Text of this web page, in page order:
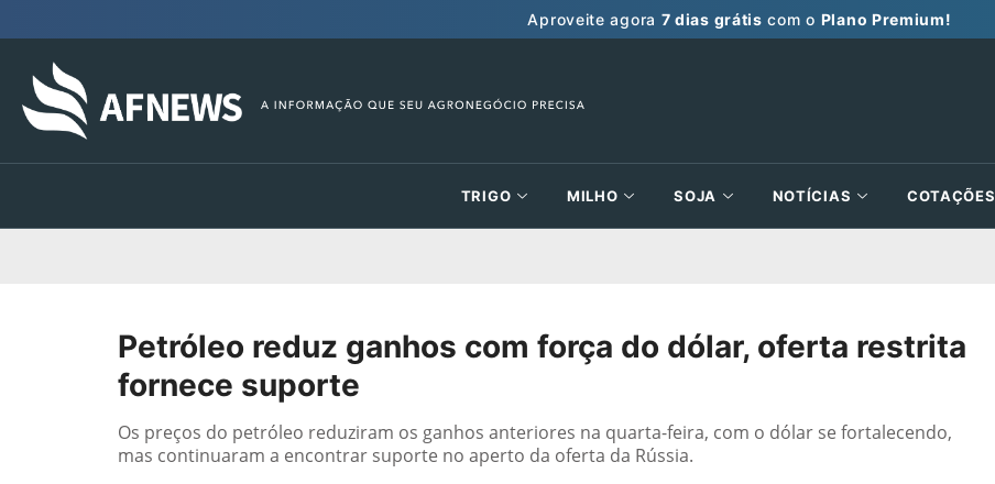
Aproveite agora 7 dias grátis com o Plano Premium!
TRIGO MILHO SOJA NOTÍCIAS COTAÇÕES
Petróleo reduz ganhos com força do dólar, oferta restrita
fornece suporte
Os preços do petróleo reduziram os ganhos anteriores na quarta-feira, com o dólar se fortalecendo,
mas continuaram a encontrar suporte no aperto da oferta da Rússia.